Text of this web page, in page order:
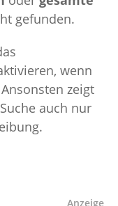
gefunden.
wenn
zeigt
auch nur